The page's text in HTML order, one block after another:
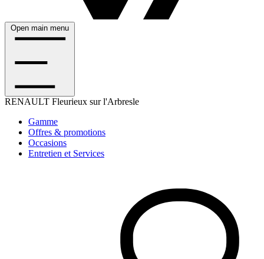
Open main menu
RENAULT Fleurieux sur l'Arbresle
Gamme
Offres & promotions
Occasions
Entretien et Services